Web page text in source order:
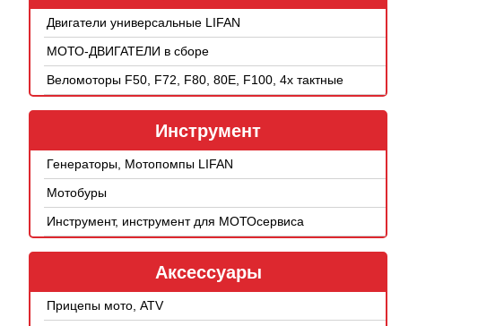
Двигатели универсальные LIFAN
МОТО-ДВИГАТЕЛИ в сборе
Веломоторы F50, F72, F80, 80E, F100, 4х тактные
Инструмент
Генераторы, Мотопомпы LIFAN
Мотобуры
Инструмент, инструмент для МОТОсервиса
Аксессуары
Прицепы мото, ATV